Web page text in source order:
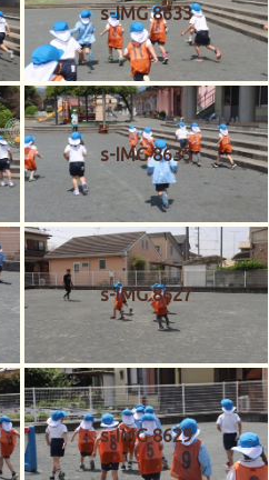
s-IMG 8633
s-IMG 8635
s-IMG 8627
s-IMG 8629